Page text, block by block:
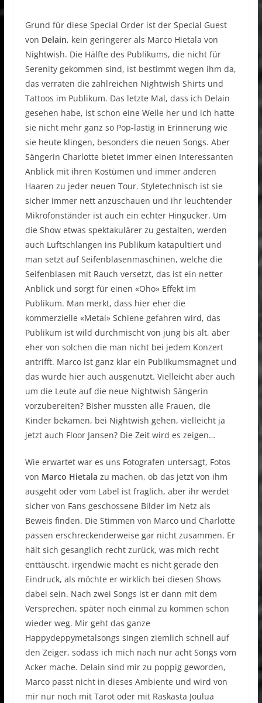
Grund für diese Special Order ist der Special Guest
von Delain, kein geringerer als Marco Hietala von
Nightwish. Die Hälfte des Publikums, die nicht für
Serenity gekommen sind, ist bestimmt wegen ihm da,
das verraten die zahlreichen Nightwish Shirts und
Tattoos im Publikum. Das letzte Mal, dass ich Delain
gesehen habe, ist schon eine Weile her und ich hatte
sie nicht mehr ganz so Pop-lastig in Erinnerung wie
sie heute klingen, besonders die neuen Songs. Aber
Sängerin Charlotte bietet immer einen Interessanten
Anblick mit ihren Kostümen und immer anderen
Haaren zu jeder neuen Tour. Styletechnisch ist sie
sicher immer nett anzuschauen und ihr leuchtender
Mikrofonständer ist auch ein echter Hingucker. Um
die Show etwas spektakulärer zu gestalten, werden
auch Luftschlangen ins Publikum katapultiert und
man setzt auf Seifenblasenmaschinen, welche die
Seifenblasen mit Rauch versetzt, das ist ein netter
Anblick und sorgt für einen «Oho» Effekt im
Publikum. Man merkt, dass hier eher die
kommerzielle «Metal» Schiene gefahren wird, das
Publikum ist wild durchmischt von jung bis alt, aber
eher von solchen die man nicht bei jedem Konzert
antrifft. Marco ist ganz klar ein Publikumsmagnet und
das wurde hier auch ausgenutzt. Vielleicht aber auch
um die Leute auf die neue Nightwish Sängerin
vorzubereiten? Bisher mussten alle Frauen, die
Kinder bekamen, bei Nightwish gehen, vielleicht ja
jetzt auch Floor Jansen? Die Zeit wird es zeigen…
Wie erwartet war es uns Fotografen untersagt, Fotos
von Marco Hietala zu machen, ob das jetzt von ihm
ausgeht oder vom Label ist fraglich, aber ihr werdet
sicher von Fans geschossene Bilder im Netz als
Beweis finden. Die Stimmen von Marco und Charlotte
passen erschreckenderweise gar nicht zusammen. Er
hält sich gesanglich recht zurück, was mich recht
enttäuscht, irgendwie macht es nicht gerade den
Eindruck, als möchte er wirklich bei diesen Shows
dabei sein. Nach zwei Songs ist er dann mit dem
Versprechen, später noch einmal zu kommen schon
wieder weg. Mir geht das ganze
Happydeppymetalsongs singen ziemlich schnell auf
den Zeiger, sodass ich mich nach nur acht Songs vom
Acker mache. Delain sind mir zu poppig geworden,
Marco passt nicht in dieses Ambiente und wird von
mir nur noch mit Tarot oder mit Raskasta Joulua